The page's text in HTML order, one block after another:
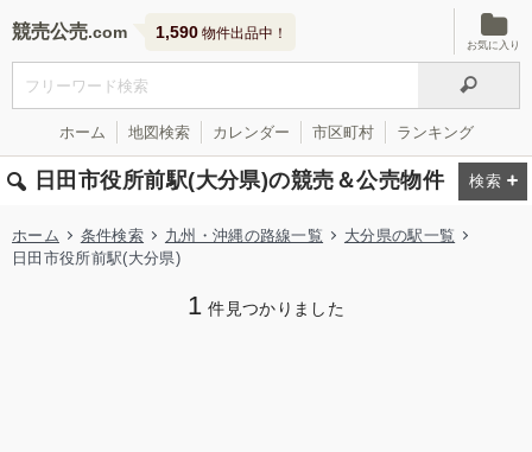
競売公売 1,590 物件出品中！
お気に入り
ホーム 地図検索 カレンダー 市区町村 ランキング
日田市役所前駅(大分県)の競売＆公売物件
ホーム 条件検索 九州・沖縄の路線一覧
大分県の駅一覧
日田市役所前駅(大分県)
1 件見つかりました